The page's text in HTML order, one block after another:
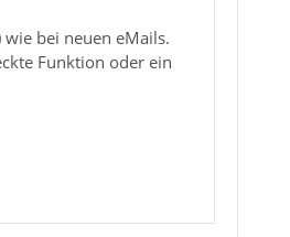
bei neuen eMails.
Funktion oder ein